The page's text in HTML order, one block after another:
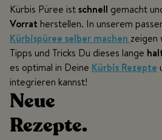
Kürbis Püree istschnell gemacht
Vorrat herstellen. In unserem
Kürbispüree selber machen zeigen
Tipps und Tricks Du dieses lange
es optimal in Deine Kürbis Rezepte
integrieren kannst!
Neue
Rezepte.